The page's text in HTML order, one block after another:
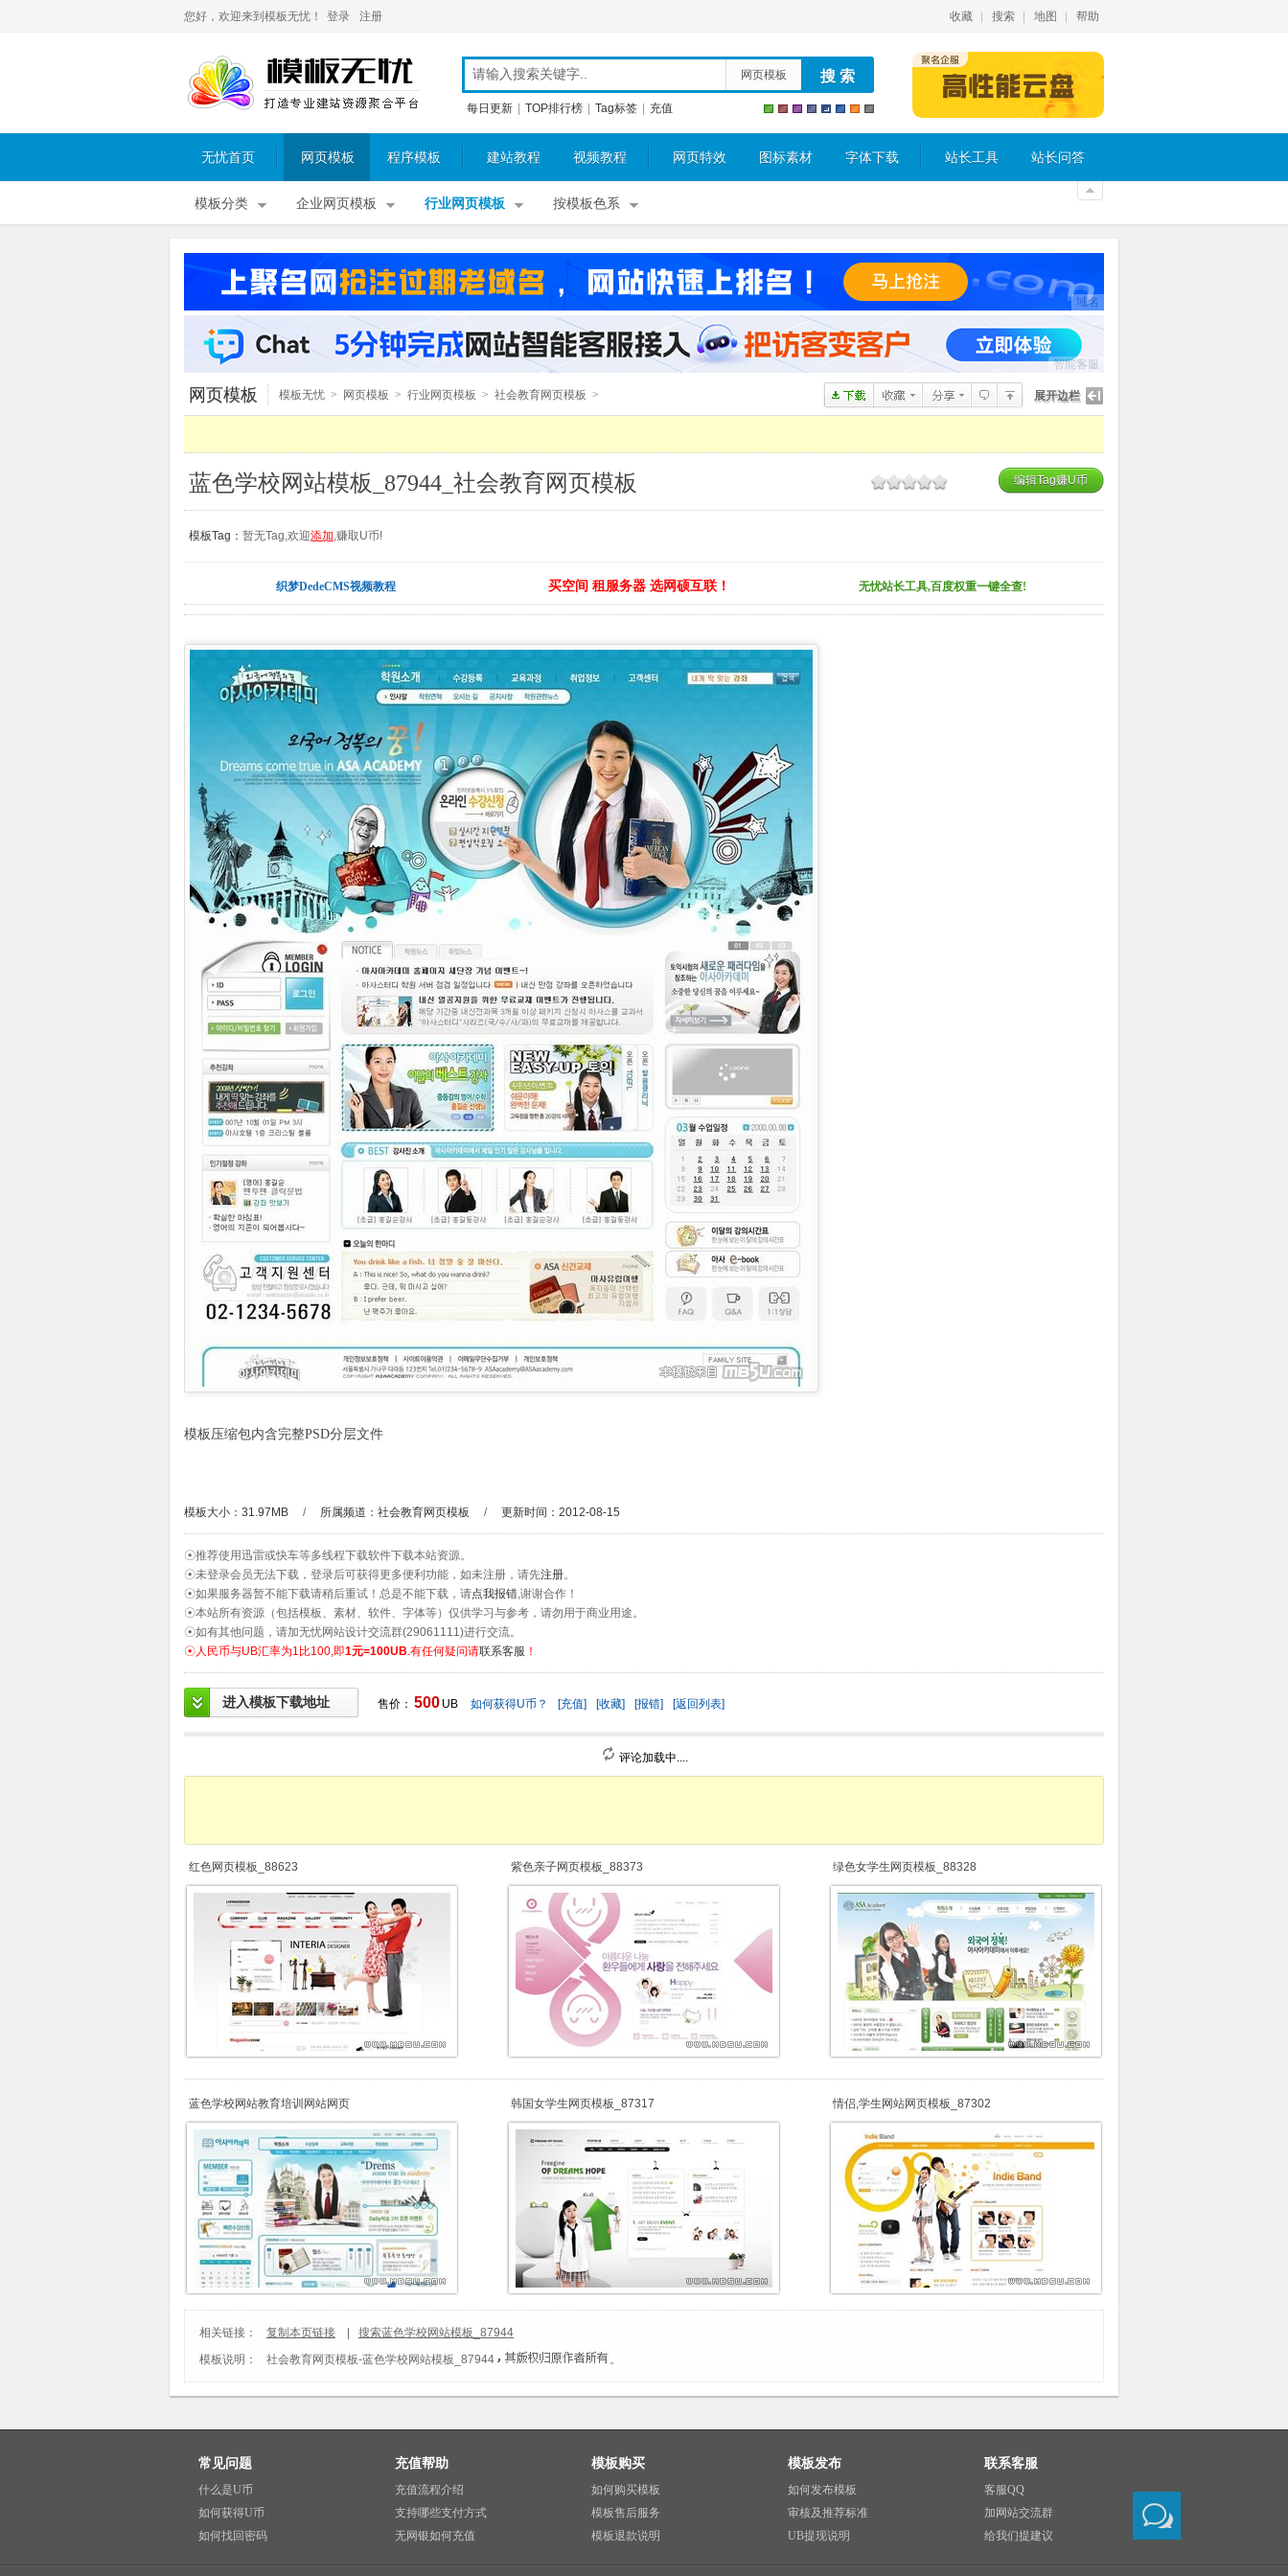
您好，欢迎来到模板无忧！ 登录 注册 收藏 搜索 地图 帮助
网页模板
每日更新 TOP排行榜 Tag标签 充值
无忧首页 网页模板 程序模板 建站教程 视频教程 网页特效 图标素材 字体下载 站长工具 站长问答
模板分类 企业网页模板 行业网页模板 按模板色系
域名
智能客服
展开边栏
网页模板 模板无忧 > 网页模板 > 行业网页模板 > 社会教育网页模板 >
蓝色学校网站模板_87944_社会教育网页模板 编辑Tag赚U币
模板Tag： 暂无Tag,欢迎添加,赚取U币!
织梦DedeCMS视频教程 买空间 租服务器 选网硕互联！ 无忧站长工具,百度权重一键全查!
模板压缩包内含完整PSD分层文件
模板大小：31.97MB / 所属频道： 社会教育网页模板 / 更新时间：2012-08-15
☉推荐使用迅雷或快车等多线程下载软件下载本站资源。
☉未登录会员无法下载，登录后可获得更多便利功能，如未注册，请先注册。
☉如果服务器暂不能下载请稍后重试！总是不能下载，请点我报错,谢谢合作！
☉本站所有资源（包括模板、素材、软件、字体等）仅供学习与参考，请勿用于商业用途。
☉如有其他问题，请加无忧网站设计交流群(29061111)进行交流。
☉人民币与UB汇率为1比100,即1元=100UB.有任何疑问请联系客服 ！
进入模板下载地址 售价： 500 UB 如何获得U币？ [充值] [收藏] [报错] [返回列表]
评论加载中....
红色网页模板_88623 紫色亲子网页模板_88373 绿色女学生网页模板_88328
蓝色学校网站教育培训网站网页 韩国女学生网页模板_87317 情侣,学生网站网页模板_87302
相关链接： 复制本页链接
搜索蓝色学校网站模板_87944
模板说明：
社会教育网页模板-蓝色学校网站模板_87944 。
常见问题
什么是U币
如何获得U币
如何找回密码
充值帮助
充值流程介绍
支持哪些支付方式
无网银如何充值
模板购买
如何购买模板
模板售后服务
模板退款说明
模板发布
如何发布模板
审核及推荐标准
UB提现说明
联系客服
客服QQ
加网站交流群
给我们提建议